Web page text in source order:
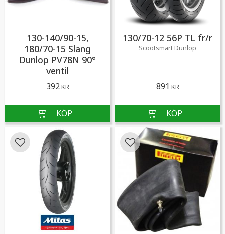
130-140/90-15,
180/70-15 Slang
Dunlop PV78N 90°
ventil
392KR
130/70-12 56P TL fr/r
Scootsmart Dunlop
891 KR
Lägg till i favoriter Lägg till i favoriter